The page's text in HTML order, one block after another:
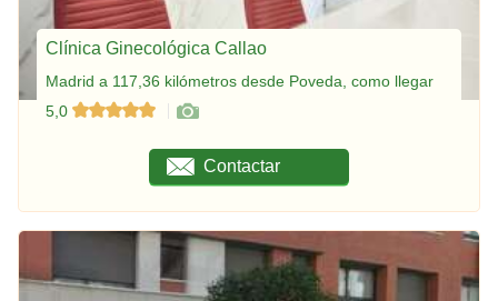
Clínica Ginecológica Callao
Madrid a 117,36 kilómetros desde Poveda, como llegar
5,0
Contactar